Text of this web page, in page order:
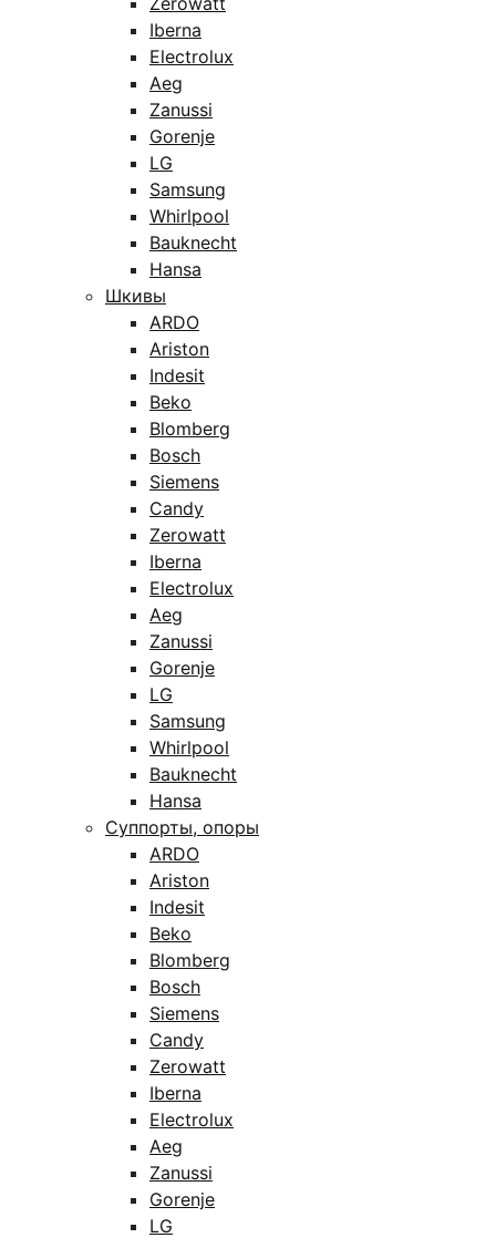
Iberna
Electrolux
Aeg
Zanussi
Gorenje
LG
Samsung
Whirlpool
Bauknecht
Hansa
Шкивы
ARDO
Ariston
Indesit
Beko
Blomberg
Bosch
Siemens
Candy
Zerowatt
Iberna
Electrolux
Aeg
Zanussi
Gorenje
LG
Samsung
Whirlpool
Bauknecht
Hansa
Суппорты, опоры
ARDO
Ariston
Indesit
Beko
Blomberg
Bosch
Siemens
Candy
Zerowatt
Iberna
Electrolux
Aeg
Zanussi
Gorenje
LG